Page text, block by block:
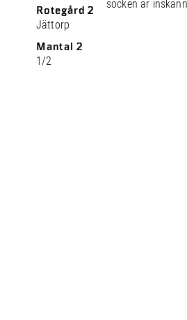
Rotegård 2
Jättorp
Mantal 2
1/2
socken är